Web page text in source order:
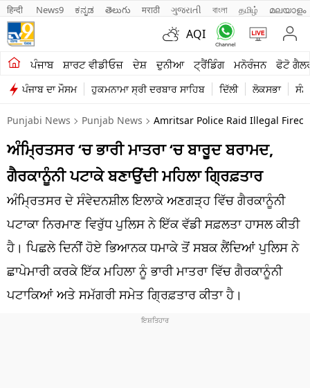
हिन्दी News9 ಕನ್ನಡ తెలుగు मराठी ગુજરાતી বাংলা தமிழ் മലയാളം
AQI
ਪੰਜਾਬ ਸ਼ਾਰਟ ਵੀਡੀਓਜ਼ ਦੇਸ਼ ਦੁਨੀਆ ਟ੍ਰੈਂਡਿੰਗ ਮਨੋਰੰਜਨ ਫੋਟੋ
ਪੰਜਾਬ ਦਾ ਮੌਸਮ ਹੁਕਮਨਾਮਾ ਸ੍ਰੀ ਦਰਬਾਰ ਸਾਹਿਬ ਦਿੱਲੀ ਲੋਕਸਭਾ
ਖੇਤੀਬਾੜੀ
ਸ਼ਾਰਟ ਵੀਡੀਓਜ਼
ਕਾਰੋਬਾਰ
ਕਰਿਅਰ
ਮਨੋਰੰਜਨ
ਦੇਸ਼
ਲਾਈਫ ਸਟਾਈਲ
ਪੰਜਾਬ
Punjabi News Punjab News Amritsar Police Raid Illegal
ਅੰਮ੍ਰਿਤਸਰ ‘ਚ ਭਾਰੀ ਮਾਤਰਾ ‘ਚ ਬਾਰੂਦ ਬਰਾਮਦ,
ਗੈਰਕਾਨੂੰਨੀ ਪਟਾਕੇ ਬਣਾਉਂਦੀ ਮਹਿਲਾ ਗ੍ਰਿਫ਼ਤਾਰ
ਅੰਮ੍ਰਿਤਸਰ ਦੇ ਸੰਵੇਦਨਸ਼ੀਲ ਇਲਾਕੇ ਅਣਗੜ੍ਹ ਵਿੱਚ ਗੈਰਕਾਨੂੰਨੀ
ਪਟਾਕਾ ਨਿਰਮਾਣ ਵਿਰੁੱਧ ਪੁਲਿਸ ਨੇ ਇੱਕ ਵੱਡੀ ਸਫ਼ਲਤਾ ਹਾਸਲ ਕੀਤੀ
ਹੈ। ਪਿਛਲੇ ਦਿਨੀਂ ਹੋਏ ਭਿਆਨਕ ਧਮਾਕੇ ਤੋਂ ਸਬਕ ਲੈਂਦਿਆਂ ਪੁਲਿਸ ਨੇ
ਛਾਪੇਮਾਰੀ ਕਰਕੇ ਇੱਕ ਮਹਿਲਾ ਨੂੰ ਭਾਰੀ ਮਾਤਰਾ ਵਿੱਚ ਗੈਰਕਾਨੂੰਨੀ
ਪਟਾਕਿਆਂ ਅਤੇ ਸਮੱਗਰੀ ਸਮੇਤ ਗ੍ਰਿਫ਼ਤਾਰ ਕੀਤਾ ਹੈ।